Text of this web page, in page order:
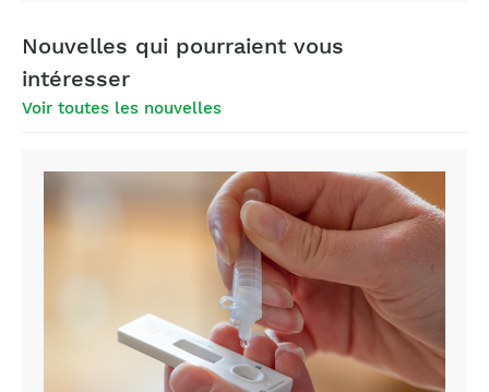
Nouvelles qui pourraient vous
intéresser
Voir toutes les nouvelles